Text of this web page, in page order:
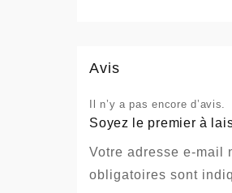
Avis
Il n’y a pas encore d’avis.
Soyez le premier à
Votre adresse e-mail
obligatoires sont